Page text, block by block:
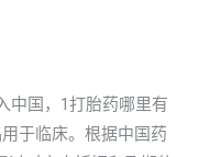
中国，1打胎药哪里有
于临床。根据中国药